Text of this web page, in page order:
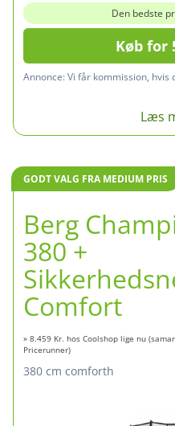
Den bedste
Køb for
Annonce:Vi får kommission, hvis
Læs
GODT VALG FRA MEDIUM PRIS
Berg
380 +
Comfort
» 8.459 Kr. hos Coolshop lige nu
Pricerunner)
380 cm comforth